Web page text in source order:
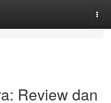
Review dan